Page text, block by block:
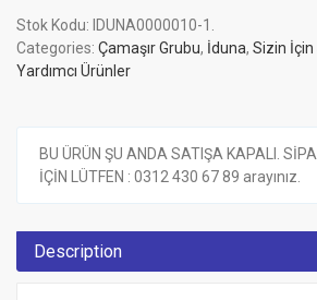
Stok Kodu: IDUNA0000010-1
Categories: Çamaşır Grubu, İduna, Sizin
Yardımcı Ürünler
BU ÜRÜN ŞU ANDA SATIŞA KAPALI.
İÇİN LÜTFEN : 0312 430 67 89 arayınız.
Description